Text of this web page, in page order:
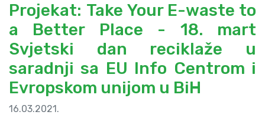
Projekat: Take Your E-waste to
a Better Place - 18. mart
Svjetski dan reciklaže u
saradnji sa EU Info Centrom i
Evropskom unijom u BiH
16.03.2021.